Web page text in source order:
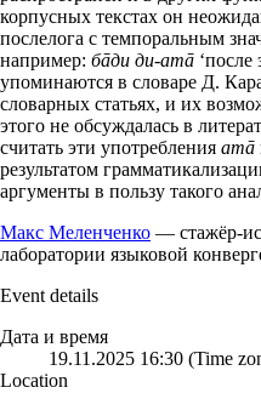
корпусных текстах он
послелога с темпоральным
например: бāди ди-атā
упоминаются в словаре Д.
словарных статьях, и их
этого не обсуждалась в
считать эти употребления атā
результатом
аргументы в пользу такого
Макс Меленченко — стажёр-
лаборатории языковой
Event details
Дата и время
19.11.2025 16:30 (Time
Location